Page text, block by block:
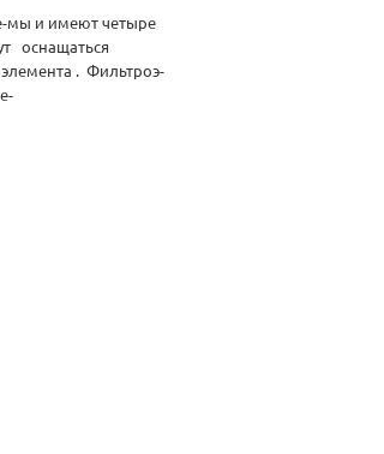
мы и имеют четыре
оснащаться
. Фильтроэ-